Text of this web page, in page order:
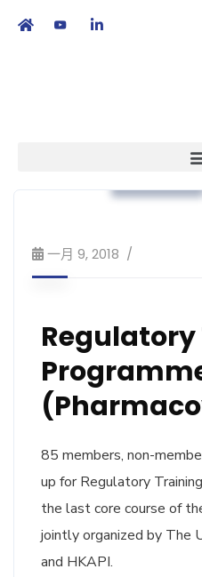
一月 9, 2018
85 members, non-
up for Regulatory
the last core course of
jointly organized by The
and HKAPI.